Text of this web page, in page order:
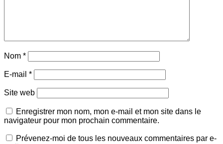
Nom *
E-mail *
Site web
Enregistrer mon nom, mon e-mail et mon site dans le
navigateur pour mon prochain commentaire.
Prévenez-moi de tous les nouveaux commentaires par e-